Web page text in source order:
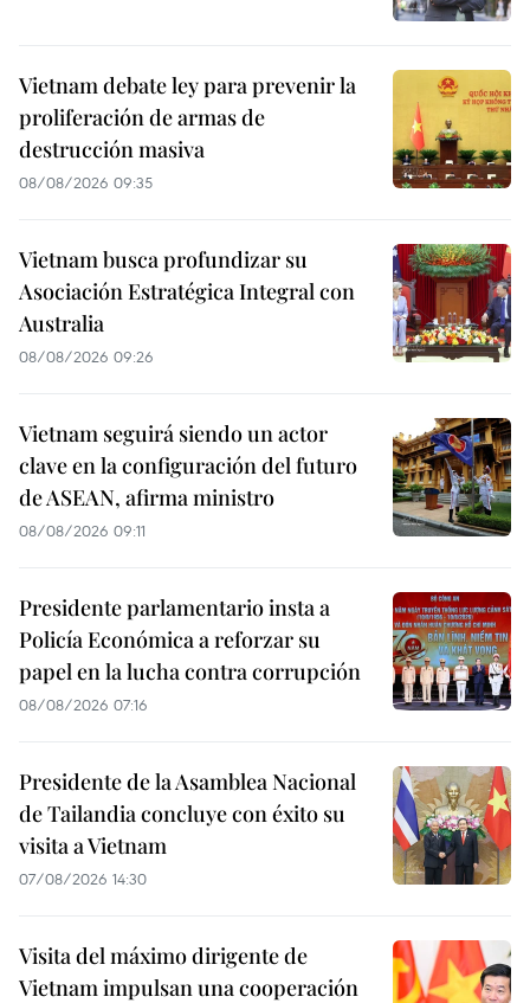
Vietnam debate ley para prevenir la
proliferación de armas de
destrucción masiva
08/08/2026 09:35
Vietnam busca profundizar su
Asociación Estratégica Integral con
Australia
08/08/2026 09:26
Vietnam seguirá siendo un actor
clave en la configuración del futuro
de ASEAN, afirma ministro
08/08/2026 09:11
Presidente parlamentario insta a
Policía Económica a reforzar su
papel en la lucha contra corrupción
08/08/2026 07:16
Presidente de la Asamblea Nacional
de Tailandia concluye con éxito su
visita a Vietnam
07/08/2026 14:30
Visita del máximo dirigente de
Vietnam impulsan una cooperación